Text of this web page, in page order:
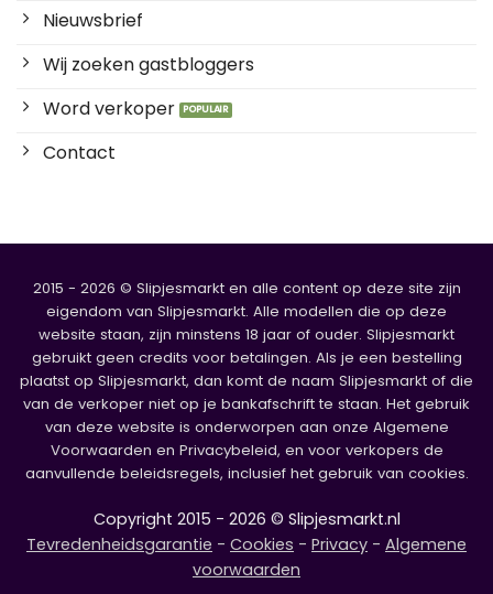
Nieuwsbrief
Wij zoeken gastbloggers
Word verkoper
Contact
2015 - 2026 © Slipjesmarkt en alle content op deze site zijn
eigendom van Slipjesmarkt. Alle modellen die op deze
website staan, zijn minstens 18 jaar of ouder. Slipjesmarkt
gebruikt geen credits voor betalingen. Als je een bestelling
plaatst op Slipjesmarkt, dan komt de naam Slipjesmarkt of die
van de verkoper niet op je bankafschrift te staan. Het gebruik
van deze website is onderworpen aan onze Algemene
Voorwaarden en Privacybeleid, en voor verkopers de
aanvullende beleidsregels, inclusief het gebruik van cookies.
Copyright 2015 - 2026 © Slipjesmarkt.nl
Tevredenheidsgarantie - Cookies - Privacy - Algemene
voorwaarden